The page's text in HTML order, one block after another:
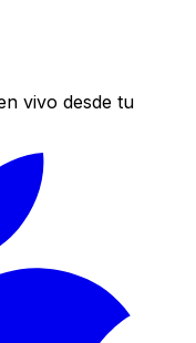
vivo desde tu